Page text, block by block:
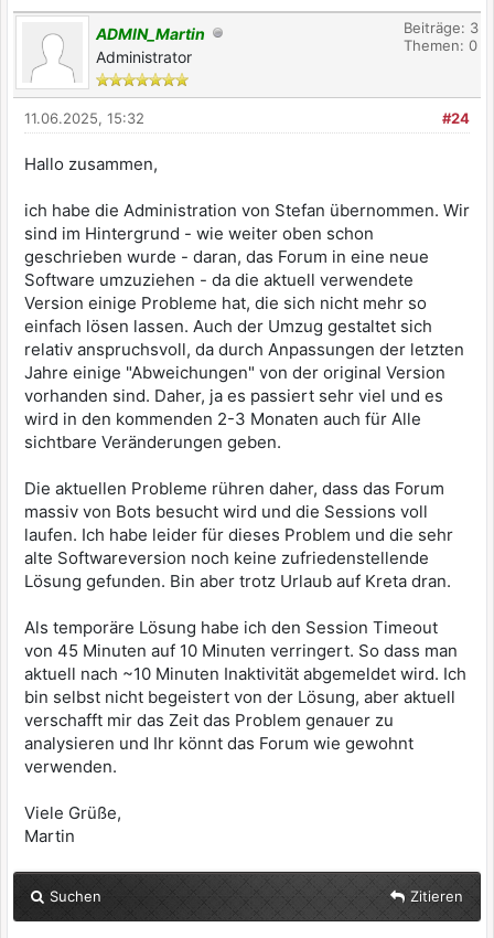
ADMIN_Martin
Administrator
Beiträge: 3
Themen: 0
#24
11.06.2025, 15:32
Hallo zusammen,
ich habe die Administration von Stefan übernommen. Wir
sind im Hintergrund - wie weiter oben schon
geschrieben wurde - daran, das Forum in eine neue
Software umzuziehen - da die aktuell verwendete
Version einige Probleme hat, die sich nicht mehr so
einfach lösen lassen. Auch der Umzug gestaltet sich
relativ anspruchsvoll, da durch Anpassungen der letzten
Jahre einige "Abweichungen" von der original Version
vorhanden sind. Daher, ja es passiert sehr viel und es
wird in den kommenden 2-3 Monaten auch für Alle
sichtbare Veränderungen geben.
Die aktuellen Probleme rühren daher, dass das Forum
massiv von Bots besucht wird und die Sessions voll
laufen. Ich habe leider für dieses Problem und die sehr
alte Softwareversion noch keine zufriedenstellende
Lösung gefunden. Bin aber trotz Urlaub auf Kreta dran.
Als temporäre Lösung habe ich den Session Timeout
von 45 Minuten auf 10 Minuten verringert. So dass man
aktuell nach ~10 Minuten Inaktivität abgemeldet wird. Ich
bin selbst nicht begeistert von der Lösung, aber aktuell
verschafft mir das Zeit das Problem genauer zu
analysieren und Ihr könnt das Forum wie gewohnt
verwenden.
Viele Grüße,
Martin
Suchen Zitieren